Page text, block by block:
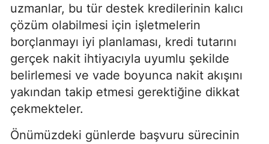
uzmanlar, bu tür destek kredilerinin kalıcı
çözüm olabilmesi için işletmelerin
borçlanmayı iyi planlaması, kredi tutarını
gerçek nakit ihtiyacıyla uyumlu şekilde
belirlemesi ve vade boyunca nakit akışını
yakından takip etmesi gerektiğine dikkat
çekmekteler.
Önümüzdeki günlerde başvuru sürecinin